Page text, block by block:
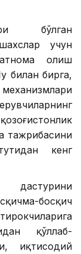
бўлган
учун
олиш
билан бирга,
тажрибасини
кенг
босқич
қўллаб-
иқтисодий